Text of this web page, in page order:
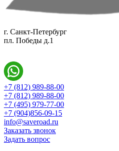
г. Санкт-Петербург
пл. Победы д.1
+7 (812) 989-88-00
+7 (812) 989-88-00
+7 (495) 979-77-00
+7 (904)856-09-15
info@saveroad.ru
Заказать звонок
Задать вопрос